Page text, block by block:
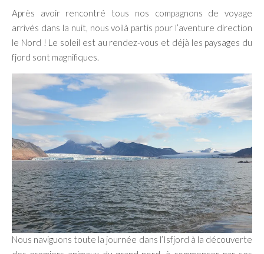
Après avoir rencontré tous nos compagnons de voyage
arrivés dans la nuit, nous voilà partis pour l’aventure direction
le Nord ! Le soleil est au rendez-vous et déjà les paysages du
fjord sont magnifiques.
Nous naviguons toute la journée dans l’Isfjord à la découverte